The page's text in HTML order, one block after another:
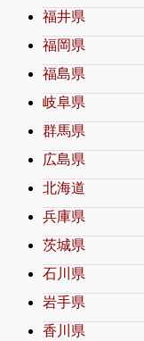
福井県
福岡県
福島県
岐阜県
群馬県
広島県
北海道
兵庫県
茨城県
石川県
岩手県
香川県